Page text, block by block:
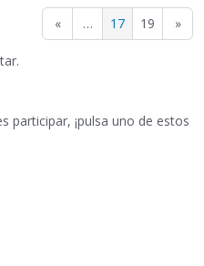
« … 17 19 »
participar, ¡pulsa uno de estos